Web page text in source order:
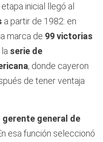
inicial llegó al
a partir de 1982: en
marca de 99 victorias
serie de
, donde cayeron
de tener ventaja
gerente general de
esa función seleccionó